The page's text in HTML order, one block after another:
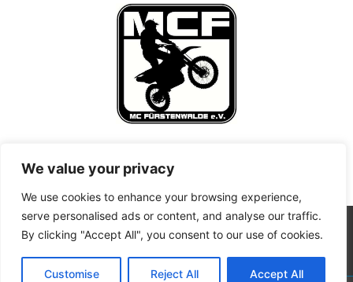
We value your privacy
We use cookies to enhance your browsing experience,
serve personalised ads or content, and analyse our traffic.
By clicking "Accept All", you consent to our use of cookies.
Customise Reject All Accept All